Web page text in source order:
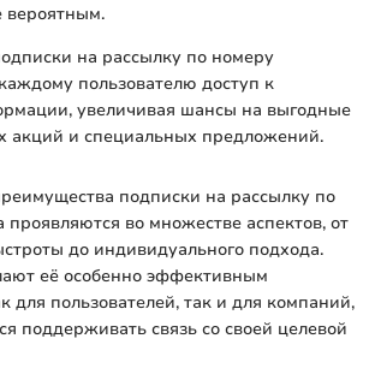
вероятным.
на рассылку по номеру
пользователю доступ к
увеличивая шансы на выгодные
акций и специальных предложений.
подписки на рассылку по
во множестве аспектов, от
до индивидуального подхода.
её особенно эффективным
для пользователей, так и для компаний,
поддерживать связь со своей целевой